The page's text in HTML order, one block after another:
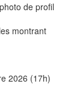
de profil
montrant
2026 (17h)